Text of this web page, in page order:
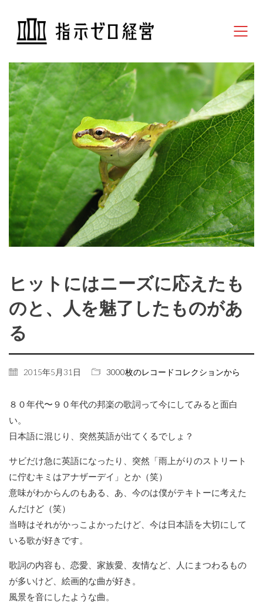
ヒットにはニーズに応えたも
のと、人を魅了したものがあ
る
2015年5月31日 3000枚のレコードコレクションから
８０年代〜９０年代の邦楽の歌詞って今にしてみると面白
い。
日本語に混じり、突然英語が出てくるでしょ？
サビだけ急に英語になったり、突然「雨上がりのストリート
に佇むキミはアナザーデイ」とか（笑）
意味がわからんのもある、あ、今のは僕がテキトーに考えた
んだけど（笑）
当時はそれがかっこよかったけど、今は日本語を大切にして
いる歌が好きです。
歌詞の内容も、恋愛、家族愛、友情など、人にまつわるもの
が多いけど、絵画的な曲が好き。
風景を音にしたような曲。